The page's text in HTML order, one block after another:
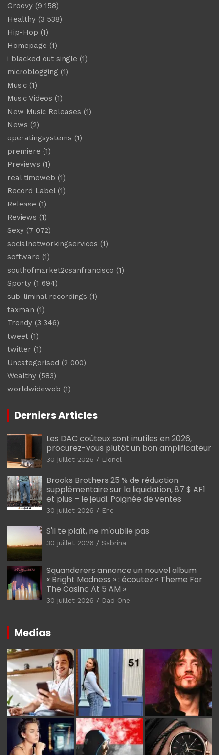
Groovy (9 158)
Healthy (3 538)
Hip-Hop (1)
Homepage (1)
i blacked out single (1)
microblogging (1)
Music (1)
Music Videos (1)
New Music Releases (1)
News (2)
operatingsystems (1)
premiere (1)
Previews (1)
real timeweb (1)
Record Label(1)
Release (1)
Reviews (1)
Sexy (7 072)
socialnetworkingservices (1)
software (1)
southofmarket2csanfrancisco (1)
Sporty (1 694)
sub-liminal recordings (1)
taxman (1)
Trendy (3 346)
tweet (1)
twitter (1)
Uncategorised (2 000)
Wealthy (583)
worldwideweb (1)
Derniers Articles
Les DAC coûteux sont inutiles en 2026,
procurez-vous plutôt un bon amplificateur
30 juillet 2026 Lionel
Brooks Brothers 25 % de réduction
supplémentaire sur la liquidation, 87 $ AF1
et plus – le jeudi. Poignée de ventes
30 juillet 2026 Eric
S'il te plaît, ne m'oublie pas
30 juillet 2026 Sabrina
Squanderers annonce un nouvel album
« Bright Madness » : écoutez « Theme For
The Casino At 5 AM »
30 juillet 2026 Dad One
Medias